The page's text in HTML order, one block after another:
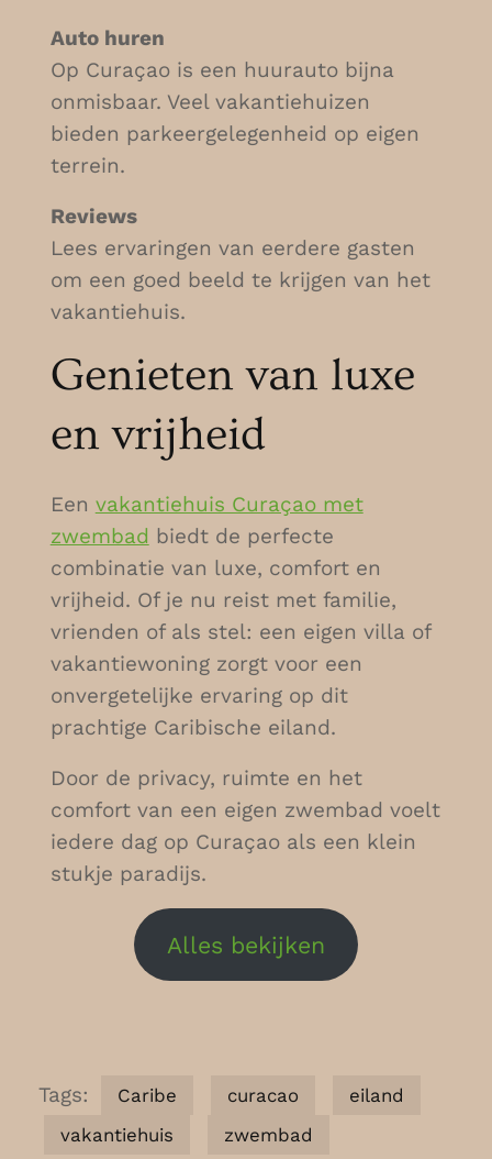
Auto huren
Op Curaçao is een huurauto bijna
onmisbaar. Veel vakantiehuizen
bieden parkeergelegenheid op eigen
terrein.
Reviews
Lees ervaringen van eerdere gasten
om een goed beeld te krijgen van het
vakantiehuis.
Genieten van luxe
en vrijheid
Een vakantiehuis Curaçao met
zwembad biedt de perfecte
combinatie van luxe, comfort en
vrijheid. Of je nu reist met familie,
vrienden of als stel: een eigen villa of
vakantiewoning zorgt voor een
onvergetelijke ervaring op dit
prachtige Caribische eiland.
Door de privacy, ruimte en het
comfort van een eigen zwembad voelt
iedere dag op Curaçao als een klein
stukje paradijs.
Alles bekijken
Tags: Caribe curacao
eiland
vakantiehuis
zwembad